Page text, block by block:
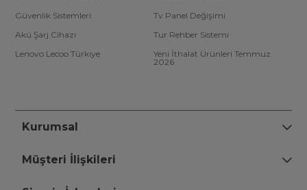
Güvenlik Sistemleri
Tv Panel Değişimi
Akü Şarj Cihazı
Tur Rehber Sistemi
Lenovo Lecoo Türkiye
Yeni İthalat Ürünleri Temmuz
2026
Kurumsal
Müşteri İlişkileri